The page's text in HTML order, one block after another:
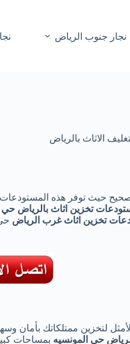
نجار جنوب الرياض
الاثاث بالرياض
حيث توفر هذه المستودعات
تخزين اثاث بالرياض حي
تخزين اثاث غرب الرياض
لتخزين ممتلكاتك بأمان
حي المونسيه بمساحات